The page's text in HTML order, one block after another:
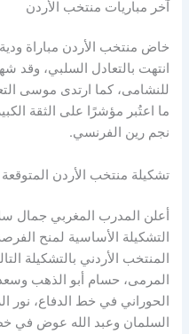
آخر مباريات منتخب الأردن
خاض منتخب الأردن مباراة
انتهت بالتعادل السلبي، وقد
للنشامى، كما ارتدى موسى
ما اعتُبر مؤشرًا على الثقة
نجم رين الفرنسي.
تشكيلة منتخب الأردن
أعلن المدرب المغربي جمال
التشكيلة الأساسية لمنح
المنتخب الأردني بالتشكيلة
المرمى، حسام أبو الذهب
الحوراني في خط الدفاع، نور
السلمان وعبد الله عوض في